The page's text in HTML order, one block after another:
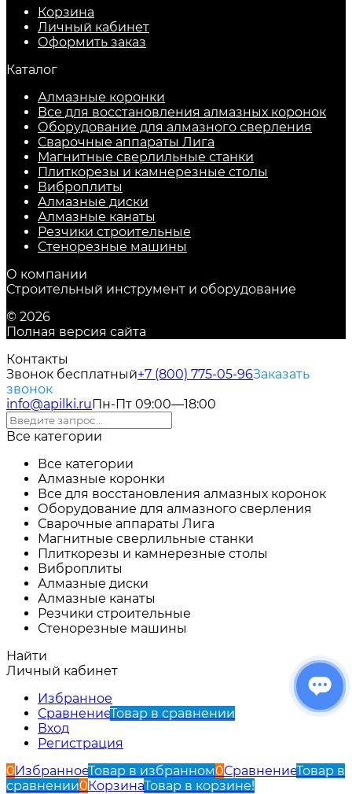
Корзина
Личный кабинет
Оформить заказ
Каталог
Алмазные коронки
Все для восстановления алмазных коронок
Оборудование для алмазного сверления
Сварочные аппараты Лига
Магнитные сверлильные станки
Плиткорезы и камнерезные столы
Виброплиты
Алмазные диски
Алмазные канаты
Резчики строительные
Стенорезные машины
О компании
Строительный инструмент и оборудование
© 2026
Полная версия сайта
Контакты
Звонок бесплатный+7 (800) 775-05-96Заказать
звонок
info@apilki.ruПн-Пт 09:00—18:00
Все категории
Все категории
Алмазные коронки
Все для восстановления алмазных коронок
Оборудование для алмазного сверления
Сварочные аппараты Лига
Магнитные сверлильные станки
Плиткорезы и камнерезные столы
Виброплиты
Алмазные диски
Алмазные канаты
Резчики строительные
Стенорезные машины
Найти
Личный кабинет
Избранное
СравнениеТовар в сравнении
Вход
Регистрация
0ИзбранноеТовар в избранном0СравнениеТовар в
сравнении0КорзинаТовар в корзине!